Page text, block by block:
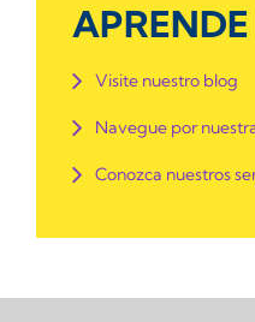
Visite nuestro blog
Navegue por
Conozca nuestros